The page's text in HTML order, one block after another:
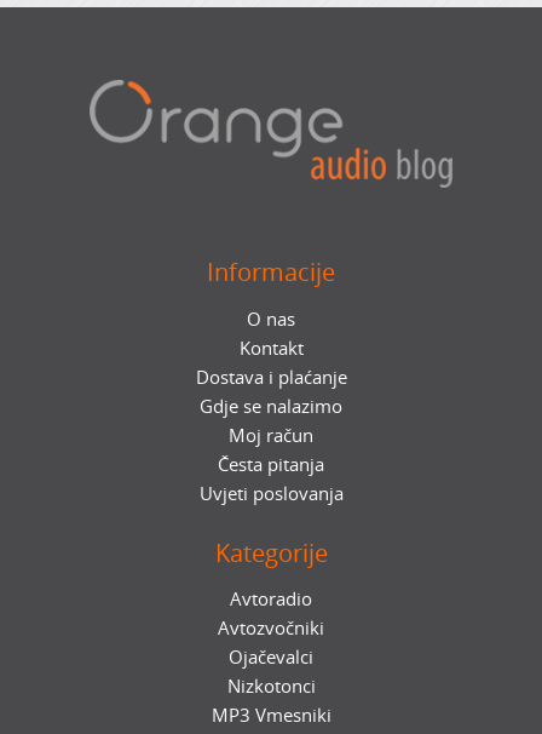
Informacije
O nas
Kontakt
Dostava i plaćanje
Gdje se nalazimo
Moj račun
Česta pitanja
Uvjeti poslovanja
Kategorije
Avtoradio
Avtozvočniki
Ojačevalci
Nizkotonci
MP3 Vmesniki